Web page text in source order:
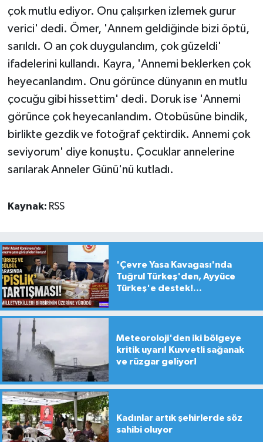
çok mutlu ediyor. Onu çalışırken izlemek gurur
verici' dedi. Ömer, 'Annem geldiğinde bizi öptü,
sarıldı. O an çok duygulandım, çok güzeldi'
ifadelerini kullandı. Kayra, 'Annemi beklerken çok
heyecanlandım. Onu görünce dünyanın en mutlu
çocuğu gibi hissettim' dedi. Doruk ise 'Annemi
görünce çok heyecanlandım. Otobüsüne bindik,
birlikte gezdik ve fotoğraf çektirdik. Annemi çok
seviyorum' diye konuştu. Çocuklar annelerine
sarılarak Anneler Günü'nü kutladı.
Kaynak: RSS
'Çevre Yasa Kavagası'nda
Tuğrul Türkeş'den, Ayyüce
Türkeş'e destek!...
Meteoroloji'den iki bölgeye
kritik uyarı! Kuvvetli sağanak
ve rüzgar geliyor!
Kadınlar artık şehirlerde söz
sahibi oluyor